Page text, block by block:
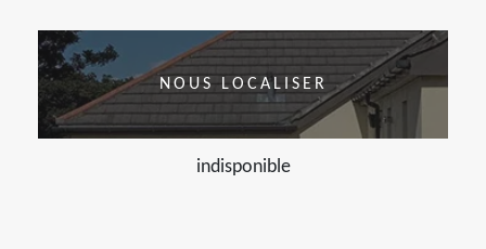
NOUS LOCALISER
indisponible